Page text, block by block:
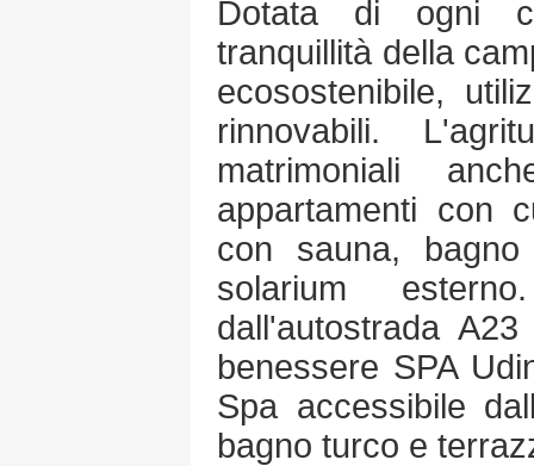
Dotata di ogni
tranquillità della
ecosostenibile,
rinnovabili.
matrimoniali
appartamenti con
con sauna,
solarium
dall'autostrada
benessere SPA
Spa accessibile
bagno turco e